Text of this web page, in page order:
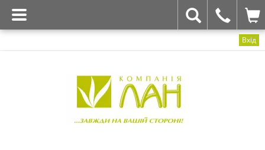
Вхід